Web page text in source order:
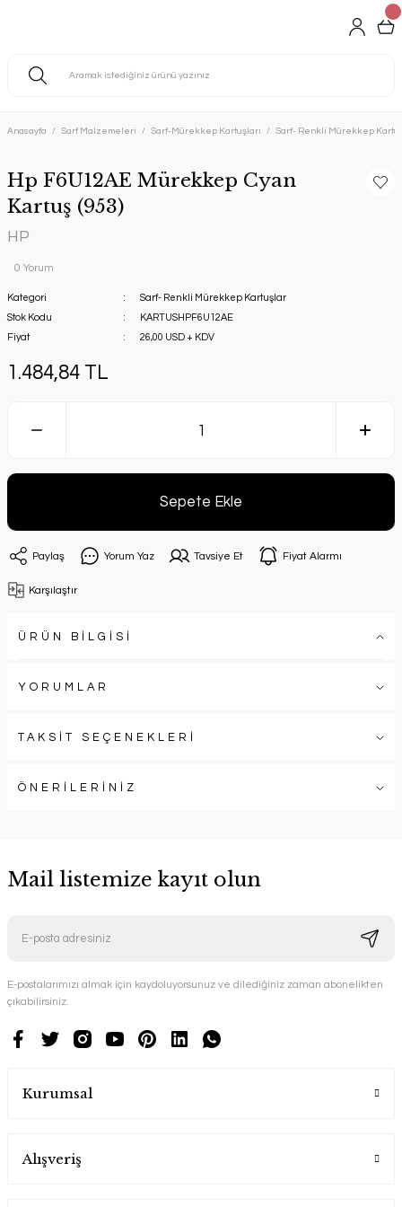
Anasayfa Sarf Malzemeleri Sarf-Mürekkep Kartuşları Sarf- Renkli Mürekkep
Hp F6U12AE Mürekkep Cyan
Kartuş (953)
HP
0 Yorum
Kategori
Sarf- Renkli Mürekkep Kartuşlar
Stok Kodu
KARTUSHPF6U12AE
Fiyat
26,00 USD + KDV
1.484,84 TL
Sepete Ekle
Paylaş Yorum Yaz Tavsiye Et Fiyat Alarmı
Karşılaştır
ÜRÜN BİLGİSİ
YORUMLAR
TAKSİT SEÇENEKLERİ
ÖNERİLERİNİZ
Mail listemize kayıt olun
E-postalarımızı almak için kaydoluyorsunuz ve dilediğiniz zaman abonelikten
çıkabilirsiniz.
Kurumsal
Alışveriş